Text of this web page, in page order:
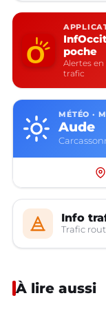
poche
Alertes
trafic
MÉTÉO ·
Aude
Info
Trafic
À lire aussi